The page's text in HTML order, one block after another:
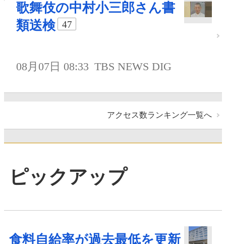
歌舞伎の中村小三郎さん書
類送検
47
08月07日 08:33 TBS NEWS DIG
アクセス数ランキング一覧へ
ピックアップ
食料自給率が過去最低を更新